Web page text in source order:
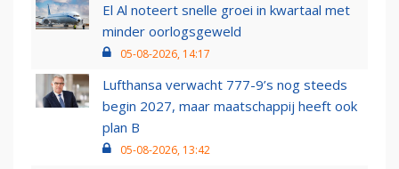
El Al noteert snelle groei in kwartaal met
minder oorlogsgeweld
05-08-2026, 14:17
Lufthansa verwacht 777-9’s nog steeds
begin 2027, maar maatschappij heeft ook
plan B
05-08-2026, 13:42